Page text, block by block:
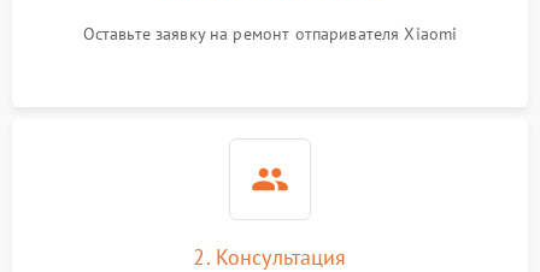
Оставьте заявку на ремонт отпаривателя Xiaomi
2. Консультация